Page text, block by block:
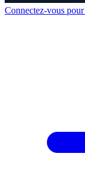
Connectez-vous